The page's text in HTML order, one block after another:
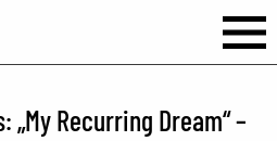
„My Recurring Dream“ –